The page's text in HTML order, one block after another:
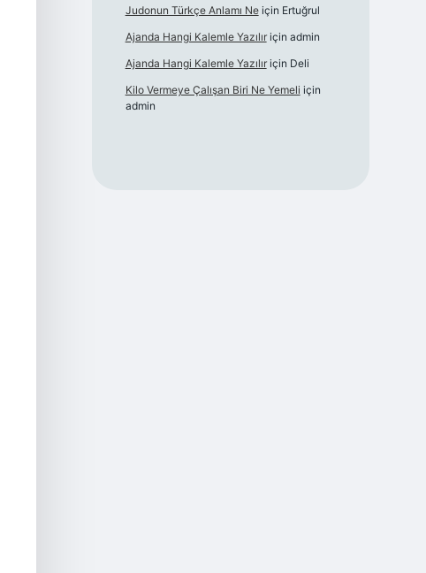
Judonun Türkçe Anlamı Neiçin Ertuğrul
Ajanda Hangi Kalemle Yazılıriçin admin
Ajanda Hangi Kalemle Yazılıriçin Deli
Kilo Vermeye Çalışan Biri Ne Yemeli için
admin